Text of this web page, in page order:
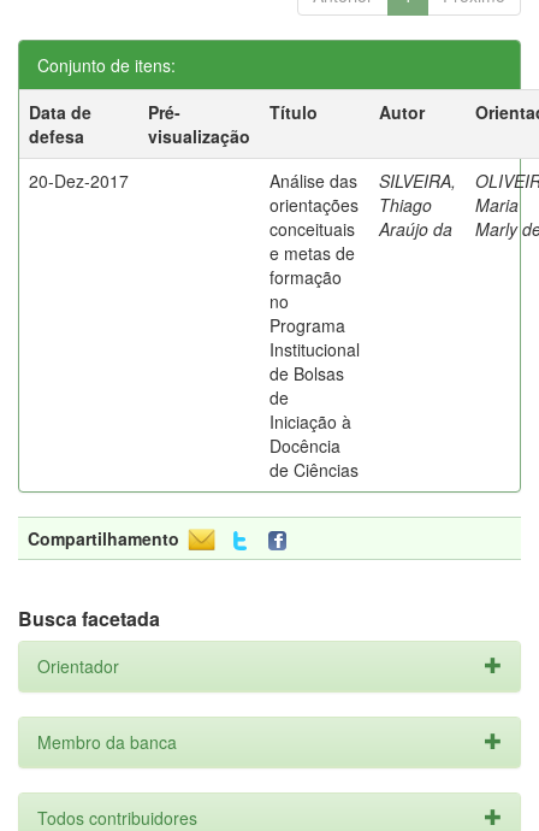
Conjunto de itens:
Data de
defesa
Pré-
visualização
Título Autor
20-Dez-2017
Análise das
orientações
conceituais
e metas de
formação
no
Programa
Institucional
de Bolsas
de
Iniciação à
Docência
de Ciências
SILVEIRA,
Thiago
Araújo da
Maria
Marly
Compartilhamento
Busca facetada
Orientador
Membro da banca
Todos contribuidores